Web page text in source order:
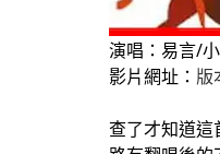
演唱：易言/
影片網址： 版
查了才知道